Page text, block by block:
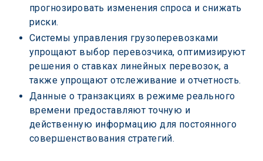
прогнозировать изменения спроса и снижать
риски.
Системы управления грузоперевозками
упрощают выбор перевозчика, оптимизируют
решения о ставках линейных перевозок, а
также упрощают отслеживание и отчетность.
Данные о транзакциях в режиме реального
времени предоставляют точную и
действенную информацию для постоянного
совершенствования стратегий.